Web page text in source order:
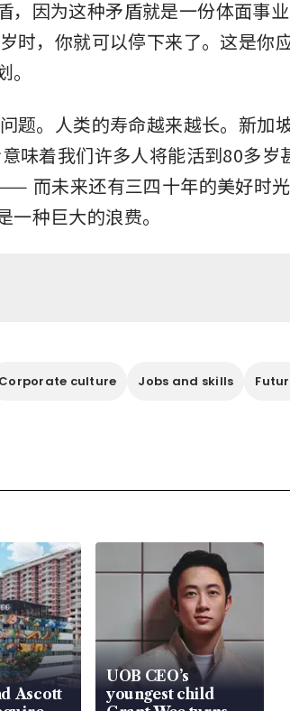
，因为这种矛盾就是一份体面事
时，你就可以停下来了。这是你
题。人类的寿命越来越长。新加
味着我们许多人将能活到80多岁
—— 而未来还有三四十年的美好时
种巨大的浪费。
Corporate culture Jobs and skills
Ascott
UOB CEO’s
youngest child